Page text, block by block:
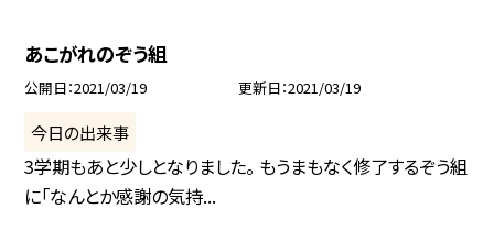
あこがれのぞう組
公開日 2021/03/19 更新日 2021/03/19
今日の出来事
3学期もあと少しとなりました。 もうまもなく修了するぞう組
に「なんとか感謝の気持...